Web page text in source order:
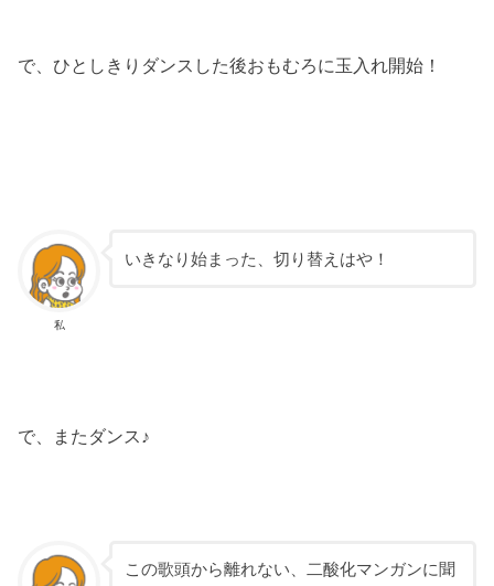
で、ひとしきりダンスした後おもむろに玉入れ開始！
私
いきなり始まった、切り替えはや！
で、またダンス♪
この歌頭から離れない、二酸化マンガンに聞